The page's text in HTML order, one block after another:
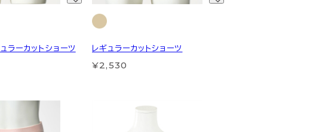
ラーカットショーツ レギュラーカットショーツ
¥2,530